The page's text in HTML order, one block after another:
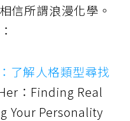
信所謂浪漫化學。
了解人格類型尋找
：Finding Real
Your Personality